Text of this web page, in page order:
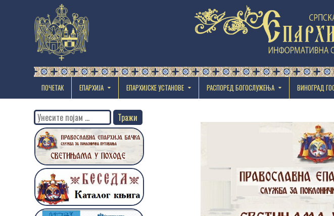
ПОЧЕТАК ЕПАРХИЈА EПАРХИЈСКЕ УСТАНОВЕ РАСПОРЕД БОГОСЛУЖЕЊА ВИНОГРАД
Search
for: